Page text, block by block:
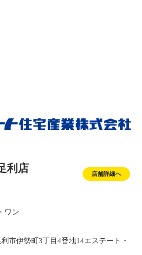
利店 店舗詳細へ
ワン
市伊勢町3丁目4番地14エステート・